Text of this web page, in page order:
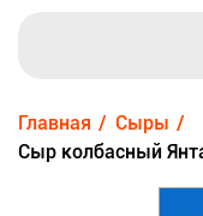
Главная
Сыры
Сыр колбасный